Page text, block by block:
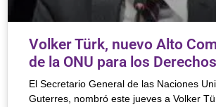
Volker Türk, nuevo Alto
de la ONU para los
El Secretario General de las Naciones
Guterres, nombró este jueves a Volker